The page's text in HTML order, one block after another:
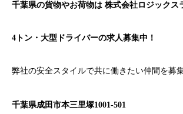
千葉県の貨物やお荷物は 株式会社ロジックス
4トン・大型ドライバーの求人募集中！
弊社の安全スタイルで共に働きたい仲間を募
千葉県成田市本三里塚1001-501